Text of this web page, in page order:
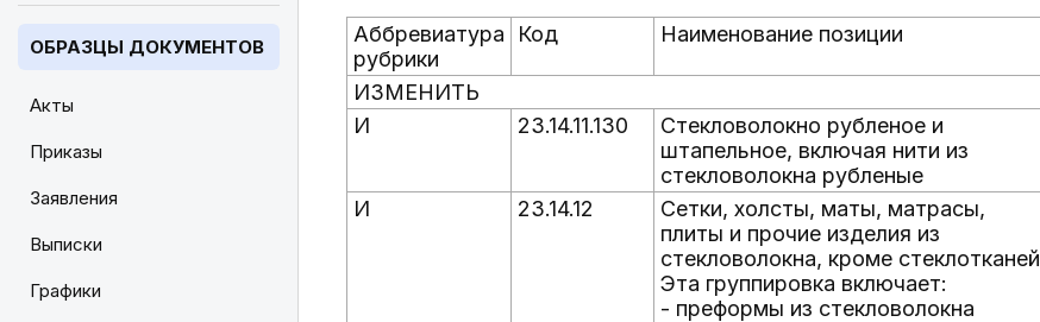
ОБРАЗЦЫ ДОКУМЕНТОВ
Акты
Приказы
Заявления
Выписки
Графики
Аббревиатура
рубрики
Код Наименование позиции
ИЗМЕНИТЬ
И
23.14.11.130
Стекловолокно рубленое и
штапельное, включая нити из
стекловолокна рубленые
И 23.14.12
Сетки, холсты, маты, матрасы,
плиты и прочие изделия из
стекловолокна, кроме стеклотканей
Эта группировка включает:
- преформы из стекловолокна